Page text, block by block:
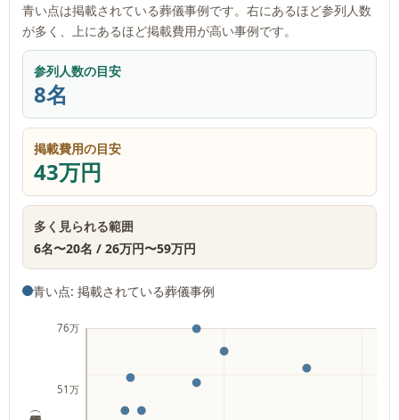
青い点は掲載されている葬儀事例です。右にあるほど参列人数
が多く、上にあるほど掲載費用が高い事例です。
参列人数の目安
8名
掲載費用の目安
43万円
多く見られる範囲
6名〜20名 / 26万円〜59万円
青い点: 掲載されている葬儀事例
51万
76万